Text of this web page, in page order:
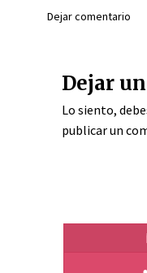
Dejar comentario
Dejar
Lo siento,
publicar un